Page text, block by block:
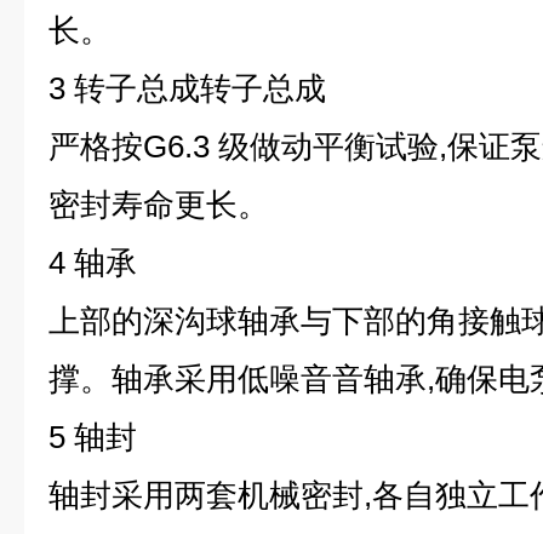
长。
3 转子总成转子总成
严格按G6.3 级做动平衡试验,保证
密封寿命更长。
4 轴承
上部的深沟球轴承与下部的角接触
撑。轴承采用低噪音音轴承,确保电
5 轴封
轴封采用两套机械密封,各自独立